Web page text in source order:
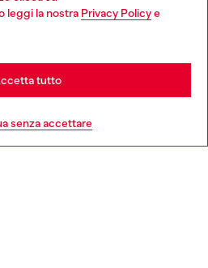
leggi la nostra Privacy Policye
senza accettare
tutto
website, but it seems you may